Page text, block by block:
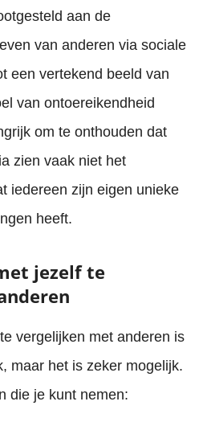
aan de
van anderen via sociale
een vertekend beeld van
van ontoereikendheid
om te onthouden dat
zien vaak niet het
iedereen zijn eigen unieke
heeft.
jezelf te
vergelijken met anderen is
maar het is zeker mogelijk.
die je kunt nemen: